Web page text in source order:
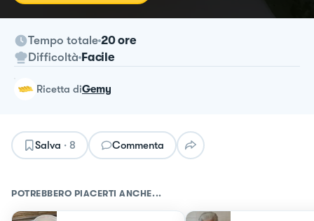
Tempo totale 20 ore
Difficoltà Facile
ricetta diGemy
Salva · 8 Commenta
POTREBBERO PIACERTI ANCHE...